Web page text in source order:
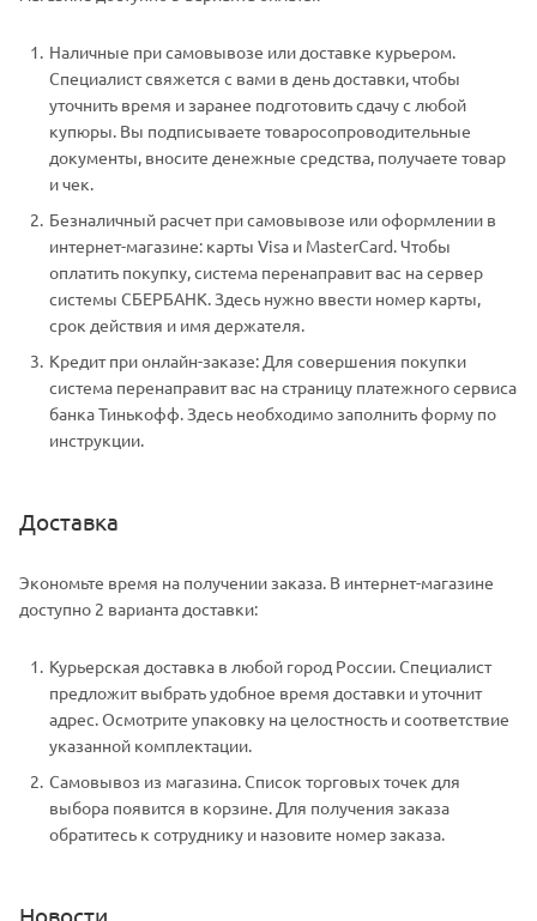
Наличные при самовывозе или доставке курьером.
Специалист свяжется с вами в день доставки, чтобы
уточнить время и заранее подготовить сдачу с любой
купюры. Вы подписываете товаросопроводительные
документы, вносите денежные средства, получаете товар
и чек.
Безналичный расчет при самовывозе или оформлении в
интернет-магазине: карты Visa и MasterCard. Чтобы
оплатить покупку, система перенаправит вас на сервер
системы СБЕРБАНК. Здесь нужно ввести номер карты,
срок действия и имя держателя.
Кредит при онлайн-заказе: Для совершения покупки
система перенаправит вас на страницу платежного сервиса
банка Тинькофф. Здесь необходимо заполнить форму по
инструкции.
Доставка
Экономьте время на получении заказа. В интернет-магазине
доступно 2 варианта доставки:
Курьерская доставка в любой город России. Специалист
предложит выбрать удобное время доставки и уточнит
адрес. Осмотрите упаковку на целостность и соответствие
указанной комплектации.
Самовывоз из магазина. Список торговых точек для
выбора появится в корзине. Для получения заказа
обратитесь к сотруднику и назовите номер заказа.
Новости